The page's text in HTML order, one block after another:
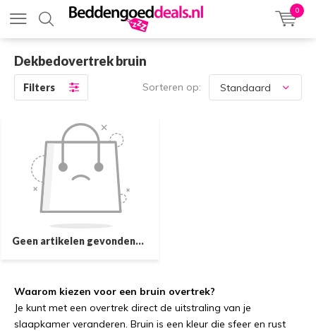
0
Dekbedovertrek bruin
Filters Sorteren op:
Geen artikelen gevonden...
Waarom kiezen voor een bruin overtrek?
Je kunt met een overtrek direct de uitstraling van je
slaapkamer veranderen. Bruin is een kleur die sfeer en rust